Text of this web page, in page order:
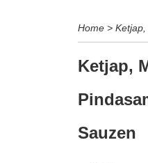
Home >
Ketjap,
Sauzen